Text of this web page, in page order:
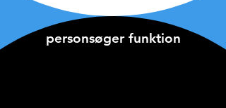
personsøger funktion